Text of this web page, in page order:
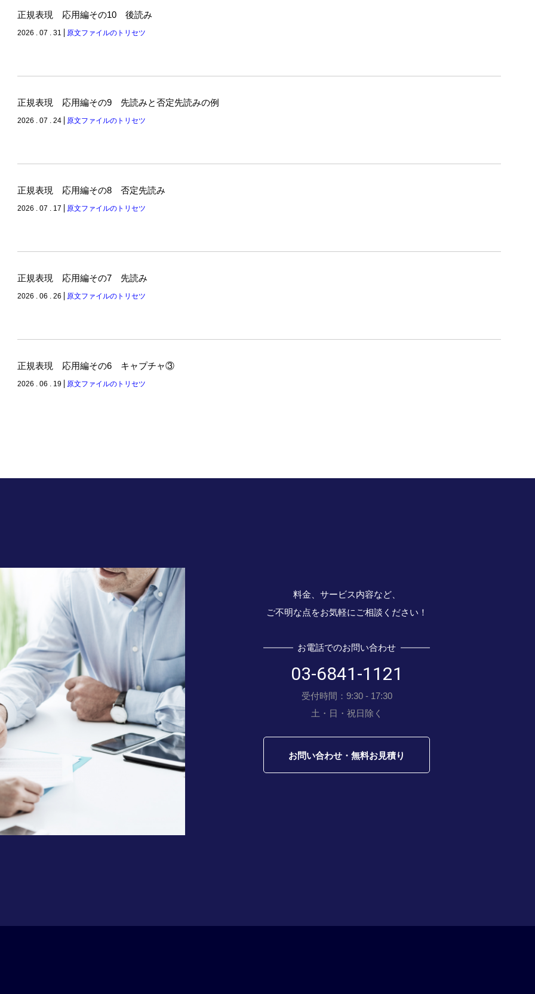
正規表現 応用編その10 後読み
2026 . 07 . 31 原文ファイルのトリセツ
正規表現 応用編その9 先読みと否定先読みの例
2026 . 07 . 24 原文ファイルのトリセツ
正規表現 応用編その8 否定先読み
2026 . 07 . 17 原文ファイルのトリセツ
正規表現 応用編その7 先読み
2026 . 06 . 26 原文ファイルのトリセツ
正規表現 応用編その6 キャプチャ③
2026 . 06 . 19 原文ファイルのトリセツ
料金、サービス内容など、
ご不明な点をお気軽にご相談ください！
お電話でのお問い合わせ
03-6841-1121
受付時間：9:30 - 17:30
土・日・祝日除く
お問い合わせ・無料お見積り